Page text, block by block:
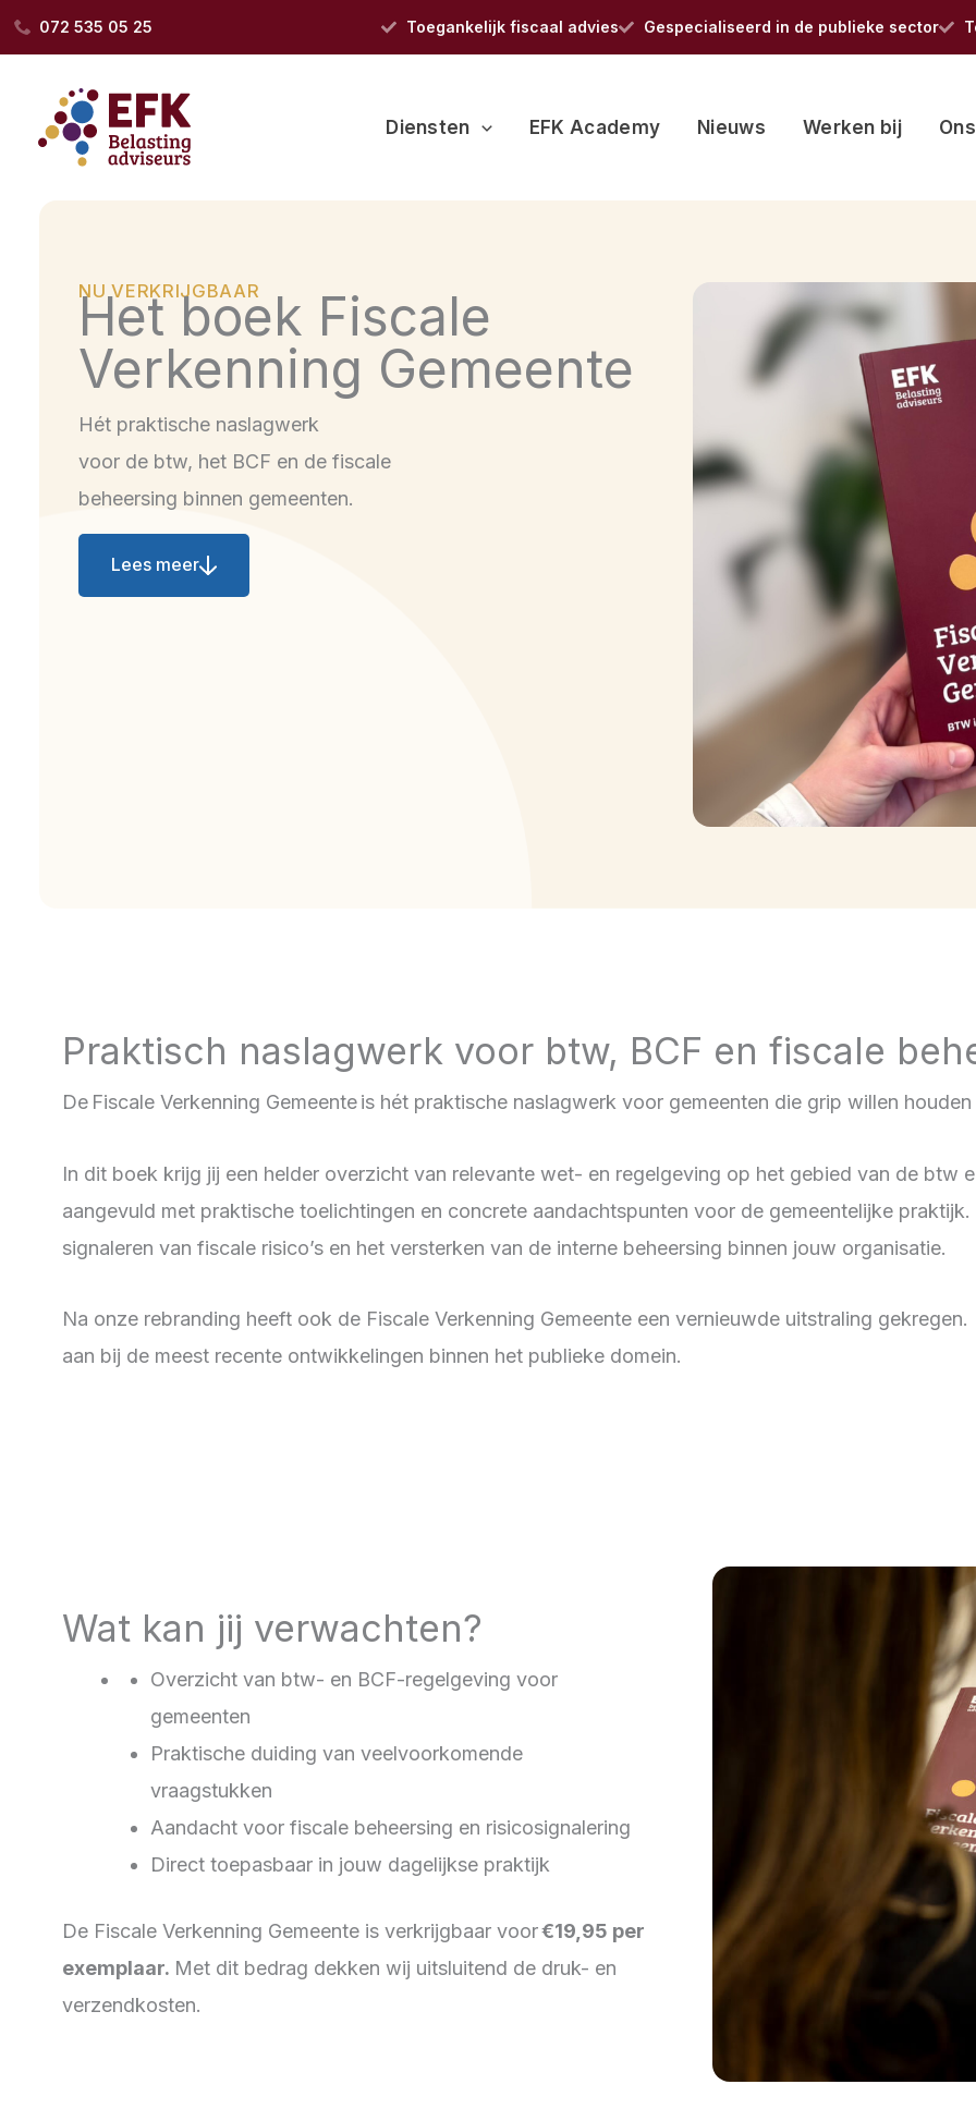
Ga
naar
inhoud
072 535 05 25 Toegankelijk fiscaal advies Gespecialiseerd in de publieke sector
Diensten EFK Academy Nieuws Werken bij
NU VERKRIJGBAAR
Het boek Fiscale
Verkenning Gemeente
Hét praktische naslagwerk
voor de btw, het BCF en de fiscale
beheersing binnen gemeenten.
Lees meer
Praktisch naslagwerk voor btw, BCF en fiscale
De Fiscale Verkenning Gemeenteis hét praktische naslagwerk voor gemeenten die grip willen
In dit boek krijg jij een helder overzicht van relevante wet- en regelgeving op het gebied van de btw
aangevuld met praktische toelichtingen en concrete aandachtspunten voor de gemeentelijke
signaleren van fiscale risico’s en het versterken van de interne beheersing binnen jouw organisatie.
Na onze rebranding heeft ook de Fiscale Verkenning Gemeente een vernieuwde uitstraling
aan bij de meest recente ontwikkelingen binnen het publieke domein.
Wat kan jij verwachten?
Overzicht van btw- en BCF-regelgeving voor
gemeenten
Praktische duiding van veelvoorkomende
vraagstukken
Aandacht voor fiscale beheersing en risicosignalering
Direct toepasbaar in jouw dagelijkse praktijk
De Fiscale Verkenning Gemeente is verkrijgbaar voor€19,95 per
exemplaar. Met dit bedrag dekken wij uitsluitend de druk- en
verzendkosten.